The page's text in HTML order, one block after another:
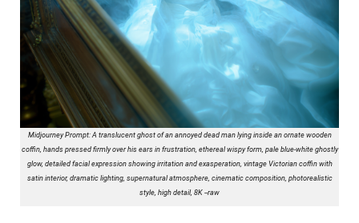
Midjourney Prompt: A translucent ghost of an annoyed dead man lying inside an ornate wooden
coffin, hands pressed firmly over his ears in frustration, ethereal wispy form, pale blue-white ghostly
glow, detailed facial expression showing irritation and exasperation, vintage Victorian coffin with
satin interior, dramatic lighting, supernatural atmosphere, cinematic composition, photorealistic
style, high detail, 8K --raw